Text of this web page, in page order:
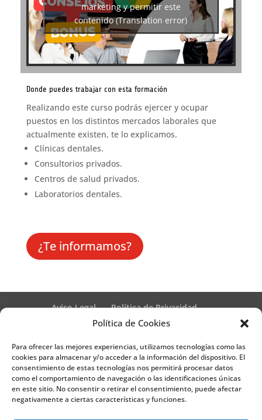
Política de Cookies
Para ofrecer las mejores experiencias, utilizamos tecnologías como las
cookies para almacenar y/o acceder a la información del dispositivo. El
consentimiento de estas tecnologías nos permitirá procesar datos
como el comportamiento de navegación o las identificaciones únicas
en este sitio. No consentir o retirar el consentimiento, puede afectar
negativamente a ciertas características y funciones.
marketing y permitir este
contenido (Translation error)
Donde puedes trabajar con esta formación
Realizando este curso podrás ejercer y ocupar
puestos en los distintos mercados laborales que
actualmente existen, te lo explicamos.
Clínicas dentales.
Consultorios privados.
Centros de salud privados.
Laboratorios dentales.
¿Te informamos?
Aviso Legal
Política de Privacidad
Términos y condiciones – Contrato de matrícula
Formulario de Datos necesarios para alta
Métodos de pago SEQURA
Métodos de pago
Formulario de Acción Formativa
Formulario de responsabilidad de APPCC
Plantilla formación bonificada